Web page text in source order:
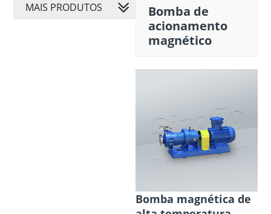
Bomba de
acionamento
magnético
Bomba magnética de
MAIS PRODUTOS